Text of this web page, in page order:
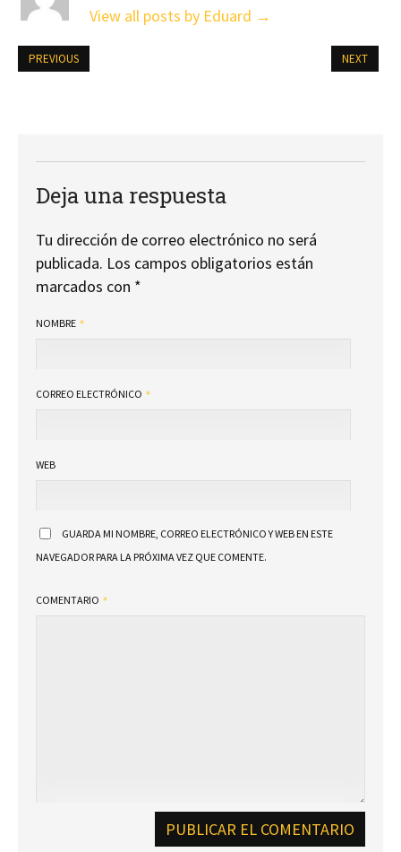
View all posts by Eduard →
PREVIOUS NEXT
Deja una respuesta
Tu dirección de correo electrónico no será
publicada. Los campos obligatorios están
marcados con *
NOMBRE
CORREO ELECTRÓNICO
WEB
GUARDA MI NOMBRE, CORREO ELECTRÓNICO Y WEB EN ESTE
NAVEGADOR PARA LA PRÓXIMA VEZ QUE COMENTE.
COMENTARIO